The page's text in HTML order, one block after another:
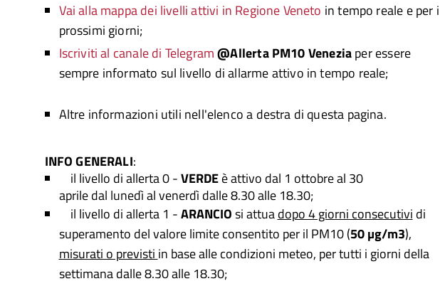
Vai alla mappa dei livelli attivi in Regione Veneto in tempo reale e per i
prossimi giorni;
Iscriviti al canale di Telegram@Allerta PM10 Veneziaper essere
sempre informato sul livello di allarme attivo in tempo reale;
Altre informazioni utili nell'elenco a destra di questa pagina.
INFO GENERALI:
il livello di allerta 0 -VERDEè attivo dal 1 ottobre al 30
aprile dal lunedì al venerdì dalle 8.30 alle 18.30;
il livello di allerta 1 -ARANCIOsi attuadopo 4 giorni consecutivi di
superamento del valore limite consentito per il PM10 (50 µg/m3),
misurati o previsti in base alle condizioni meteo, per tutti i giorni della
settimana dalle 8.30 alle 18.30;